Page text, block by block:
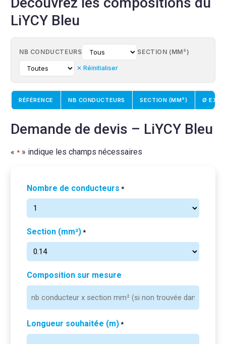
LiYCY Bleu
NB CONDUCTEURS SECTION (MM²)
✕ Réinitialiser
RÉFÉRENCE NB CONDUCTEURS SECTION (MM²) Ø EXT.
Demande de devis – LiYCY Bleu
« *» indique les champs nécessaires
Nombre de conducteurs *
Section (mm²) *
Composition sur mesure
Longueur souhaitée (m) *